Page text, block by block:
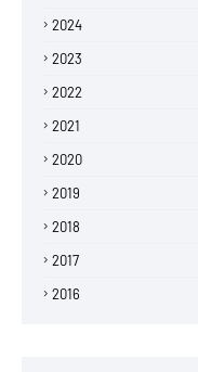
2024
2023
2022
2021
2020
2019
2018
2017
2016